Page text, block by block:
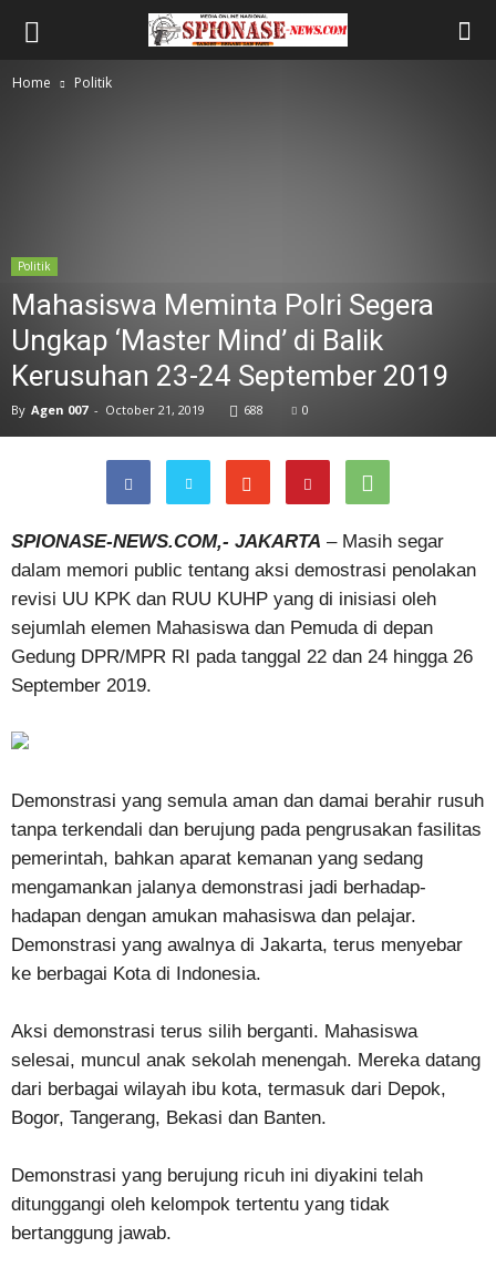
Home Politik
Politik
Mahasiswa Meminta Polri Segera
Ungkap ‘Master Mind’ di Balik
Kerusuhan 23-24 September 2019
By Agen 007 - October 21, 2019 688 0
SPIONASE-NEWS.COM,- JAKARTA – Masih segar
dalam memori public tentang aksi demostrasi penolakan
revisi UU KPK dan RUU KUHP yang di inisiasi oleh
sejumlah elemen Mahasiswa dan Pemuda di depan
Gedung DPR/MPR RI pada tanggal 22 dan 24 hingga 26
September 2019.
Demonstrasi yang semula aman dan damai berahir rusuh
tanpa terkendali dan berujung pada pengrusakan fasilitas
pemerintah, bahkan aparat kemanan yang sedang
mengamankan jalanya demonstrasi jadi berhadap-
hadapan dengan amukan mahasiswa dan pelajar.
Demonstrasi yang awalnya di Jakarta, terus menyebar
ke berbagai Kota di Indonesia.
Aksi demonstrasi terus silih berganti. Mahasiswa
selesai, muncul anak sekolah menengah. Mereka datang
dari berbagai wilayah ibu kota, termasuk dari Depok,
Bogor, Tangerang, Bekasi dan Banten.
Demonstrasi yang berujung ricuh ini diyakini telah
ditunggangi oleh kelompok tertentu yang tidak
bertanggung jawab.